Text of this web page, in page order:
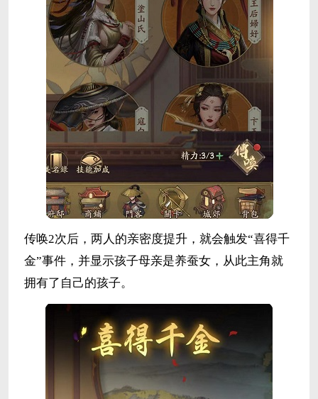
传唤2次后，两人的亲密度提升，就会触发“喜得千
金”事件，并显示孩子母亲是养蚕女，从此主角就
拥有了自己的孩子。